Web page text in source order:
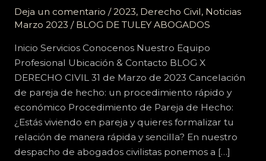
Deja un comentario /2023, Derecho Civil, Noticias
Marzo 2023 / BLOG DE TULEY ABOGADOS
Inicio Servicios Conocenos Nuestro Equipo
Profesional Ubicación & Contacto BLOG X
DERECHO CIVIL 31 de Marzo de 2023 Cancelación
de pareja de hecho: un procedimiento rápido y
económico Procedimiento de Pareja de Hecho:
¿Estás viviendo en pareja y quieres formalizar tu
relación de manera rápida y sencilla? En nuestro
despacho de abogados civilistas ponemos a […]